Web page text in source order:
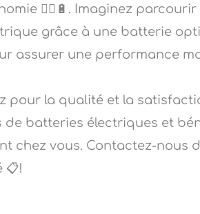
🚴‍♂️🔋. Imaginez parcourir
grâce à une batterie
assurer une performance
pour la qualité et la
de batteries électriques et
chez vous. Contactez-nous
📋!